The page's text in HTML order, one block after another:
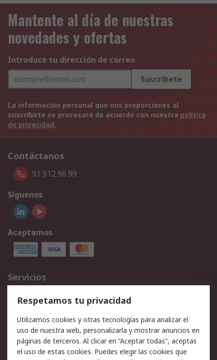
Mantente al día de nuestras
novedades y ofertas
Introduce tu dirección de correo
Suscríbete
La información personal que nos proporciones al
suscribirte se procesará de acuerdo con nuestra política
de privacidad.
Contáctanos
91 512 96 99
Síguenos
Aceptamos
Servicios
Cómo realizar pedidos
Devoluciones
Facturación y pago
Ofertas
Soporte técnico
Legal
Respetamos tu privacidad
Utilizamos cookies y otras tecnologías para analizar el
uso de nuestra web, personalizarla y mostrar anuncios en
páginas de terceros. Al clicar en “Aceptar todas”, aceptas
el uso de estas cookies. Puedes elegir las cookies que